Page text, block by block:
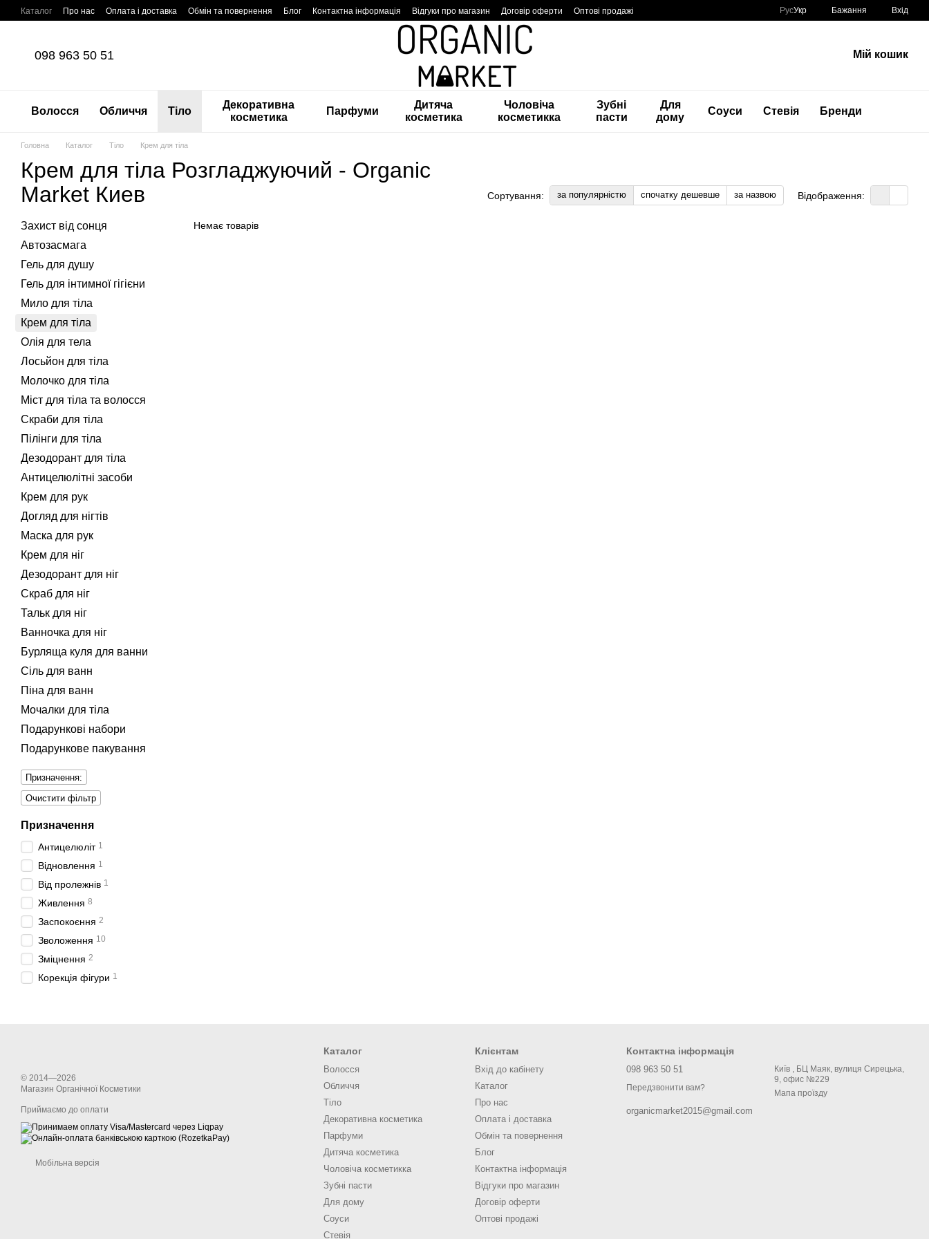
Перейти до основного контенту
Каталог Про нас Оплата і доставка Обмін та повернення Блог Контактна інформація Відгуки про магазин Договір оферти Оптові продажі РусУкр Бажання Вхід
098 963 50 51 Мій кошик
Волосся Обличчя Тіло
Декоративна
косметика
Парфуми
Дитяча
косметика
Чоловіча
косметикка
Зубні
пасти
Для
дому
Соуси Стевія Бренди
Головна Каталог Тіло Крем для тіла
Крем для тіла Розгладжуючий - Organic
Маrket Киев
Сортування: за популярністю спочатку дешевше за назвою Відображення:
Немає товарів
Захист від сонця
Автозасмага
Гель для душу
Гель для інтимної гігієни
Мило для тіла
Крем для тіла
Олія для тела
Лосьйон для тіла
Молочко для тіла
Міст для тіла та волосся
Скраби для тіла
Пілінги для тіла
Дезодорант для тіла
Антицелюлітні засоби
Крем для рук
Догляд для нігтів
Маска для рук
Крем для ніг
Дезодорант для ніг
Скраб для ніг
Тальк для ніг
Ванночка для ніг
Бурляща куля для ванни
Сіль для ванн
Піна для ванн
Мочалки для тіла
Подарункові набори
Подарункове пакування
Призначення:
Очистити фільтр
Призначення
Антицелюліт 1
Відновлення 1
Від пролежнів 1
Живлення 8
Заспокоєння 2
Зволоження 10
Зміцнення 2
Корекція фігури 1
© 2014—2026
Магазин Органічної Косметики
Приймаємо до оплати
Мобільна версія
Каталог
Волосся
Обличчя
Тіло
Декоративна косметика
Парфуми
Дитяча косметика
Чоловіча косметикка
Зубні пасти
Для дому
Соуси
Стевія
Клієнтам
Вхід до кабінету
Каталог
Про нас
Оплата і доставка
Обмін та повернення
Блог
Контактна інформація
Відгуки про магазин
Договір оферти
Оптові продажі
Контактна інформація
098 963 50 51
Передзвонити вам?
organicmarket2015@gmail.com
Київ , БЦ Маяк, вулиця Сирецька,
9, офис №229
Мапа проїзду